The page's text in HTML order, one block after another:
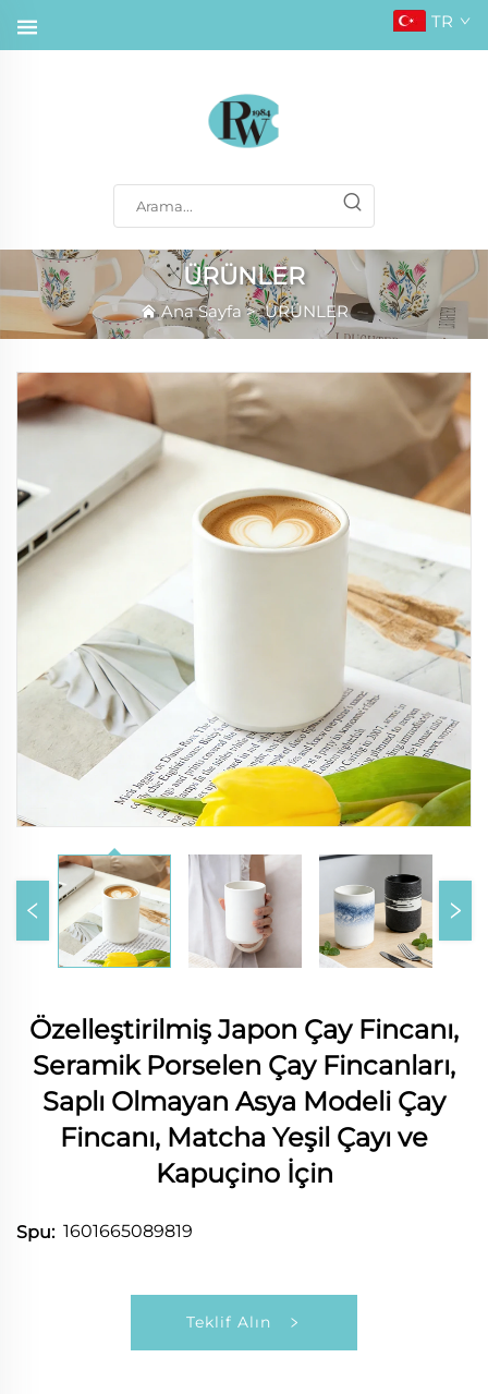
TR
ÜRÜNLER
Ana Sayfa>ÜRÜNLER
Özelleştirilmiş Japon Çay Fincanı,
Seramik Porselen Çay Fincanları,
Saplı Olmayan Asya Modeli Çay
Fincanı, Matcha Yeşil Çayı ve
Kapuçino İçin
Spu: 1601665089819
Teklif Alın